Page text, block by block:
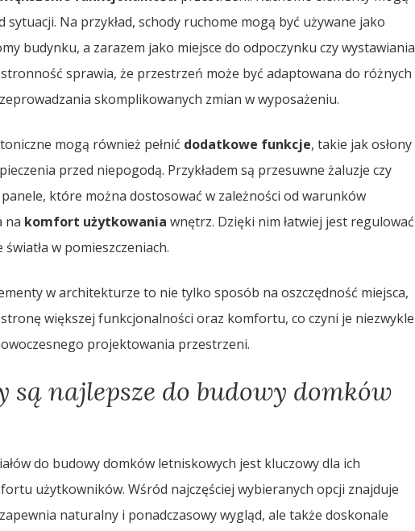
sytuacji. Na przykład, schody ruchome mogą być używane jako
budynku, a zarazem jako miejsce do odpoczynku czy wystawiania
sprawia, że przestrzeń może być adaptowana do różnych
skomplikowanych zmian w wyposażeniu.
mogą również pełnić dodatkowe funkcje, takie jak osłony
przed niepogodą. Przykładem są przesuwne żaluzje czy
które można dostosować w zależności od warunków
na komfort użytkowania wnętrz. Dzięki nim łatwiej jest regulować
w pomieszczeniach.
w architekturze to nie tylko sposób na oszczędność miejsca,
większej funkcjonalności oraz komfortu, co czyni je niezwykle
projektowania przestrzeni.
są najlepsze do budowy domków
do budowy domków letniskowych jest kluczowy dla ich
użytkowników. Wśród najczęściej wybieranych opcji znajduje
naturalny i ponadczasowy wygląd, ale także doskonale